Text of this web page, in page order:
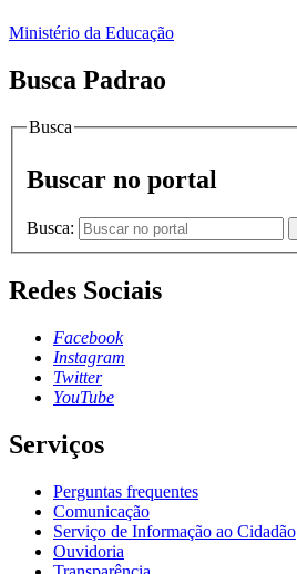
Ministério da Educação
Busca Padrao
Busca
Buscar no portal
Busca:
Redes Sociais
Facebook
Instagram
Twitter
YouTube
Serviços
Perguntas frequentes
Comunicação
Serviço de Informação ao Cidadão
Ouvidoria